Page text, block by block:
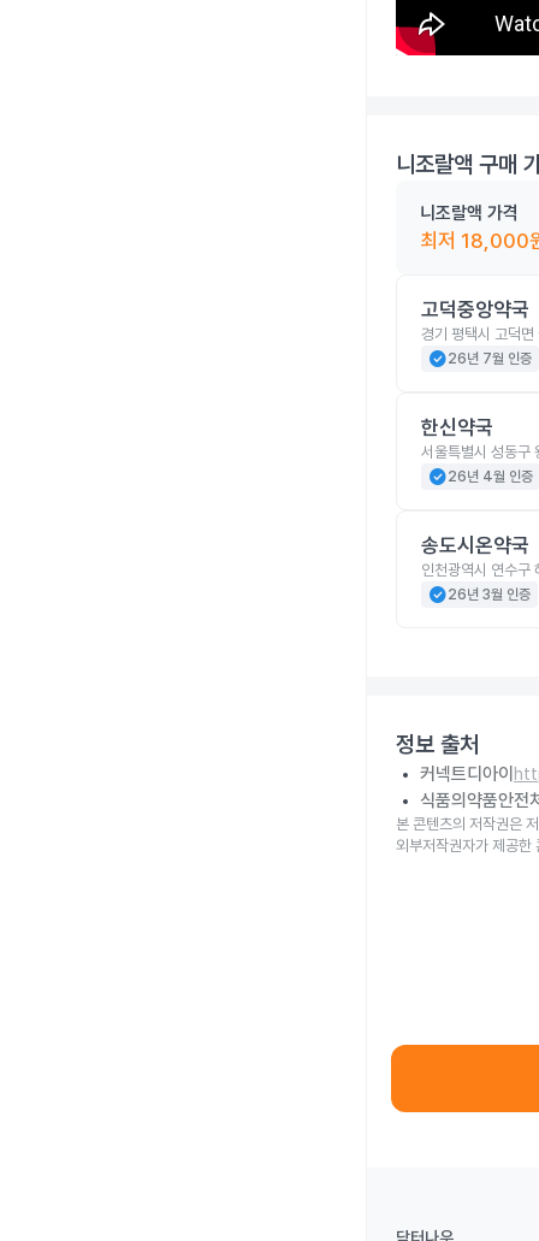
니조랄액 구매
니조랄액 가격
최저 18,000
고덕중앙약국
경기 평택시 고덕
check_circle26년 7월 인증
한신약국
서울특별시 성동구
check_circle26년 4월 인증
송도시온약국
인천광역시 연수구
check_circle26년 3월 인증
정보 출처
커넥트디아이
식품의약품안전
본 콘텐츠의 저작권은
외부저작권자가 제공한